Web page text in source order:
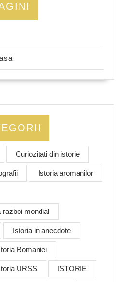
Curiozitati din istorie
Istoria aromanilor
razboi mondial
Istoria in anecdote
Romaniei
URSS ISTORIE